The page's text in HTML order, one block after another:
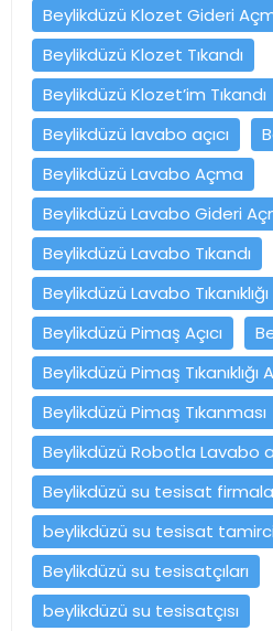
Beylikdüzü Klozet Gideri
Beylikdüzü Klozet Tıkandı
Beylikdüzü Klozet’im Tıkandı
Beylikdüzü lavabo açıcı
Beylikdüzü Lavabo Açma
Beylikdüzü Lavabo Gideri
Beylikdüzü Lavabo Tıkandı
Beylikdüzü Lavabo
Beylikdüzü Pimaş Açıcı
Beylikdüzü Pimaş Tıkanıklığı
Beylikdüzü Pimaş Tıkanması
Beylikdüzü Robotla Lavabo
Beylikdüzü su tesisat
beylikdüzü su tesisat
Beylikdüzü su tesisatçıları
beylikdüzü su tesisatçısı